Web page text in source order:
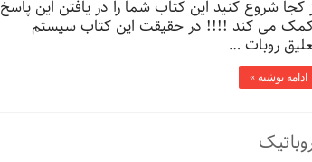
کجا شروع کنید این کتاب شما را در یافتن این پاسخ
می کند !!!! در حقیقت این کتاب سیستم
روبات …
ادامه نوشته »